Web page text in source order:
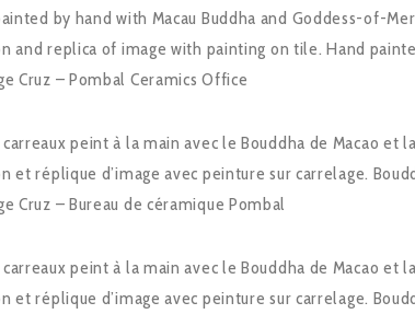
by hand with Macau Buddha and Goddess-of-
and replica of image with painting on tile. Hand
Cruz – Pombal Ceramics Office
carreaux peint à la main avec le Bouddha de Macao
et réplique d’image avec peinture sur carrelage.
Cruz – Bureau de céramique Pombal
carreaux peint à la main avec le Bouddha de Macao
et réplique d’image avec peinture sur carrelage.